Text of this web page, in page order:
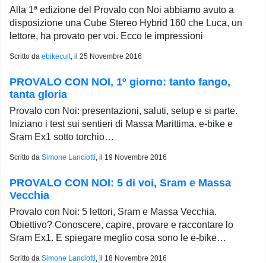
Alla 1ª edizione del Provalo con Noi abbiamo avuto a
disposizione una Cube Stereo Hybrid 160 che Luca, un
lettore, ha provato per voi. Ecco le impressioni
Scritto da ebikecult, il 25 Novembre 2016
PROVALO CON NOI, 1º giorno: tanto fango,
tanta gloria
Provalo con Noi: presentazioni, saluti, setup e si parte.
Iniziano i test sui sentieri di Massa Marittima. e-bike e
Sram Ex1 sotto torchio…
Scritto da Simone Lanciotti, il 19 Novembre 2016
PROVALO CON NOI: 5 di voi, Sram e Massa
Vecchia
Provalo con Noi: 5 lettori, Sram e Massa Vecchia.
Obiettivo? Conoscere, capire, provare e raccontare lo
Sram Ex1. E spiegare meglio cosa sono le e-bike…
Scritto da Simone Lanciotti, il 18 Novembre 2016